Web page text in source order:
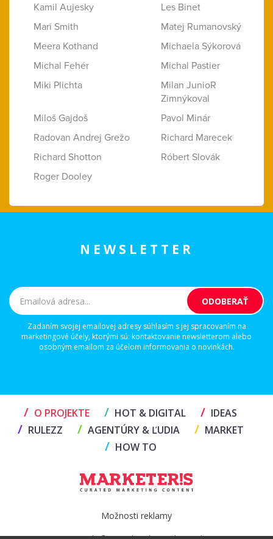
Kamil Aujesky
Les Binet
Mari Smith
Matej Rumanovský
Meera Kothand
Michaela Sýkorová
Michal Fehér
Michal Pastier
Miki Plichta
Milan JunioR
Zimnýkoval
Miloš Gajdoš
Pavol Minár
Radovan Andrej Grežo
Richard Marecek
Richard Shotton
Róbert Slovák
Roger Dooley
NEWSLETTER
Zadaním svojej emailovej adresy súhlasím s jej spracovaním na
marketingové účely, ktorými sú: kontaktovanie newsletterom alebo
osobným emailom za účelom informovania o novinkách.
/ O PROJEKTE / HOT & DIGITAL / IDEAS
/ RULEZZ / AGENTÚRY & ĽUDIA / MARKET
/ HOW TO
Možnosti reklamy